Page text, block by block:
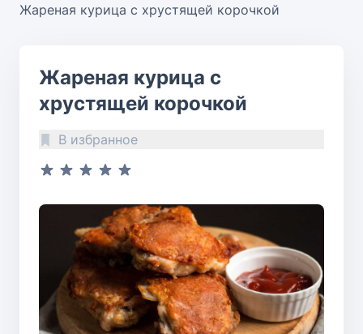
Жареная курица с хрустящей корочкой
Жареная курица с
хрустящей корочкой
В избранное